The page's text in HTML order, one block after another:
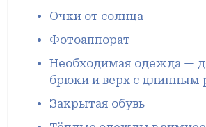
Очки от солнца
Фотоаппорат
Необходимая одежда —
брюки и верх с длинным
Закрытая обувь